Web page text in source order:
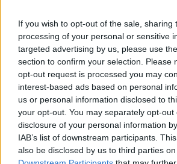
If you wish to opt-out of the sale, sharing
processing of your personal or sensitive
targeted advertising by us, please use
section to confirm your selection. Please
opt-out request is processed you may
interest-based ads based on personal
us or personal information disclosed to
your opt-out. You may separately opt-
disclosure of your personal information
IAB’s list of downstream participants.
also be disclosed by us to third parties
végtelenül komoly önreflexió
hangjában van valami eredendő
megnyugtató humor, ami még a
rögvalóságot is úgy engedi be az
hogy az alapbenyomásunk az
figyelem legyen. Ezzel finom
meghittség (Szia fényfolt), reflektív
Aftercare, Mintha értenék) között,
elidegenítő képeket (Sétáló,23:59 )
normalizálja – könnyű odahallani
előképeket, mintAdrianne Lenker